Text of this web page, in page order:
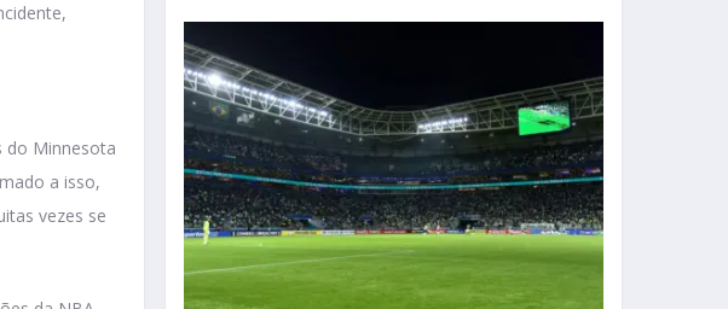
do Minnesota
a isso,
vezes se